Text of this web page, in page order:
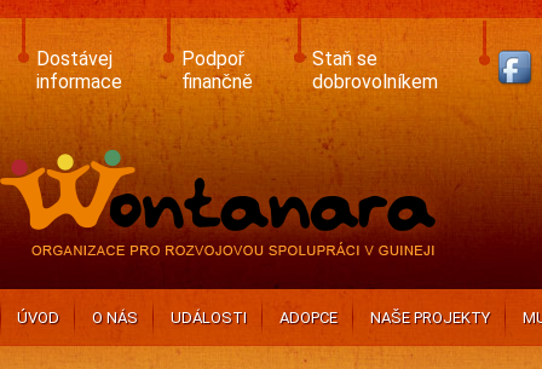
Skip
main
content
Dostávej
informace
Podpoř
finančně
Staň se
dobrovolníkem
ÚVOD O NÁS UDÁLOSTI ADOPCE NAŠE PROJEKTY